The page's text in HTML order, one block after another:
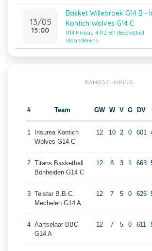
13/05
15:00
Basket Willebroek G14 B -
Kontich Wolves G14 C
U14 Niveau 4 R2 B11 (Basketbal
Vlaanderen)
RANGSCHIKKING
# Team GW W V G DV
1
Insurea Kontich
Wolves G14 C
12 10 2 0 601
2 Titans Basketball
Bonheiden G14 C
12 8 3 1 663
3 Telstar B.B.C.
Mechelen G14 A
12 7 5 0 626
4 Aartselaar BBC
G14 A
12 7 5 0 611